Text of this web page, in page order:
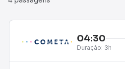
04:30
Duração: 3h